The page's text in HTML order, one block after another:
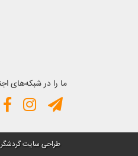
ما را در شبکه‌های
طراحی سایت